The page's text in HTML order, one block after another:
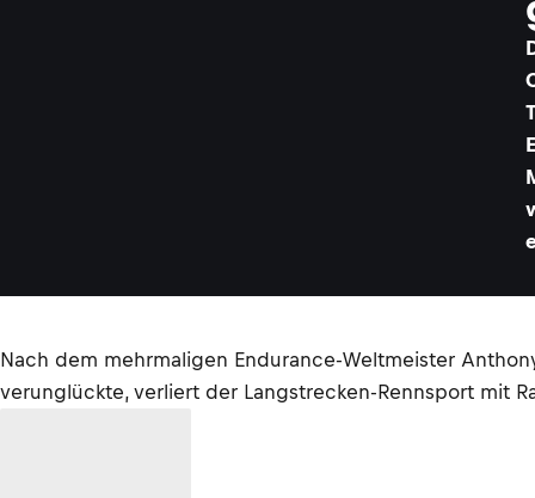
Nach dem mehrmaligen Endurance-Weltmeister
verunglückte, verliert der Langstrecken-Rennsport mit